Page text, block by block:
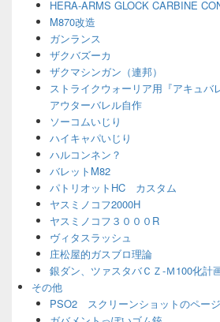
HERA-ARMS GLOCK CARBINE
M870改造
ガンランス
ザクバズーカ
ザクマシンガン（連邦）
ストライクウォーリア用『アキュバ
アウターバレル自作
ソーコムいじり
ハイキャパいじり
ハルコンネン？
バレットM82
パトリオットHC カスタム
ヤスミノコフ2000H
ヤスミノコフ３０００R
ヴィタスラッシュ
庄松屋的ガスブロ理論
銀ダン、ツァスタバＣＺ-Ｍ100化計
その他
PSO2 スクリーンショットのページ